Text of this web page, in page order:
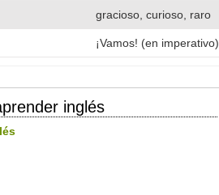
gracioso, curioso, raro
¡Vamos! (en imperativo)
inglés